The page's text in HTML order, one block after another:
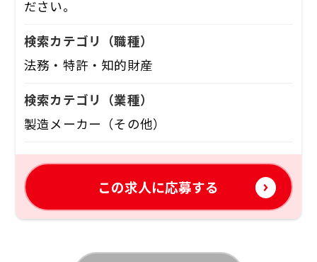
ださい。
検索カテゴリ
（職種）
法務・特許・知的財産
検索カテゴリ
（業種）
製造メーカー（その他）
この求人に応募する